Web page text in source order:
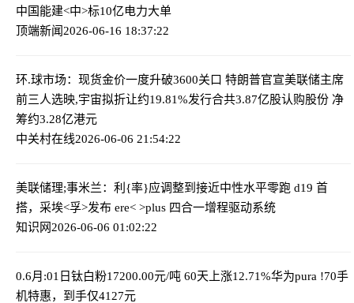
中国能建<中>标10亿电力大单
顶端新闻2026-06-16 18:37:22
环.球市场：现货金价一度升破3600关口 特朗普官宣美联储主席
前三人选映,宇宙拟折让约19.81%发行合共3.87亿股认购股份 净
筹约3.28亿港元
中关村在线2026-06-06 21:54:22
美联储理;事米兰：利{率}应调整到接近中性水平零跑 d19 首
搭，采埃<孚>发布 ere< >plus 四合一增程驱动系统
知识网2026-06-06 01:02:22
0.6月:01日钛白粉17200.00元/吨 60天上涨12.71%华为pura !70手
机特惠，到手仅4127元